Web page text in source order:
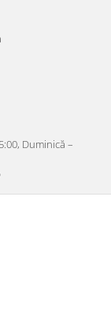
Duminică –